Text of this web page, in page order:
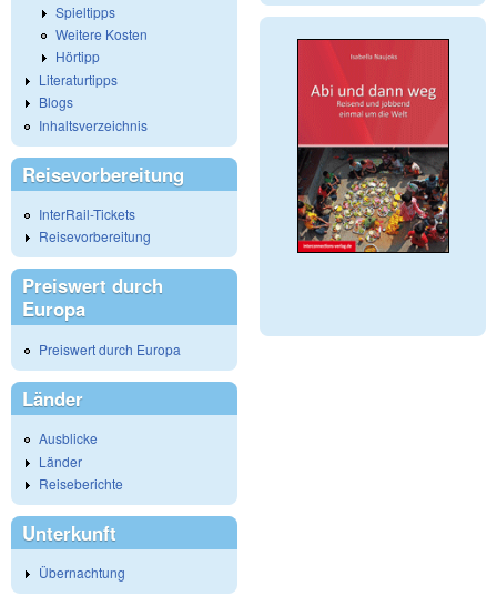
Spieltipps
Weitere Kosten
Hörtipp
Literaturtipps
Blogs
Inhaltsverzeichnis
Reisevorbereitung
InterRail-Tickets
Reisevorbereitung
Preiswert durch
Europa
Preiswert durch Europa
Länder
Ausblicke
Länder
Reiseberichte
Unterkunft
Übernachtung